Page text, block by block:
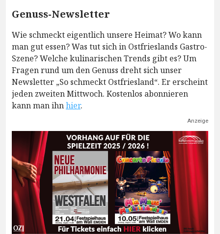
Genuss-Newsletter
Wie schmeckt eigentlich unsere Heimat? Wo kann
man gut essen? Was tut sich in Ostfrieslands Gastro-
Szene? Welche kulinarischen Trends gibt es? Um
Fragen rund um den Genuss dreht sich unser
Newsletter „So schmeckt Ostfriesland“. Er erscheint
jeden zweiten Mittwoch. Kostenlos abonnieren
kann man ihnhier.
Anzeige